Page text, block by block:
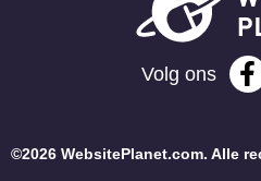
Volg ons
©2026 WebsitePlanet.com. Alle